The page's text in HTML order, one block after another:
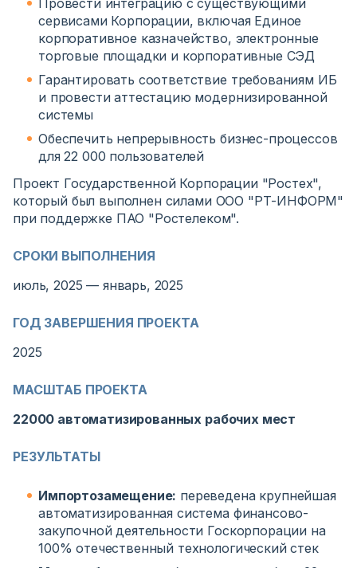
сервисами Корпорации, включая Единое
корпоративное казначейство, электронные
торговые площадки и корпоративные СЭД
Гарантировать соответствие требованиям ИБ
и провести аттестацию модернизированной
системы
Обеспечить непрерывность бизнес-процессов
для 22 000 пользователей
Проект Государственной Корпорации "Ростех",
который был выполнен силами ООО "РТ-ИНФОРМ"
при поддержке ПАО "Ростелеком".
СРОКИ ВЫПОЛНЕНИЯ
июль, 2025 — январь, 2025
ГОД ЗАВЕРШЕНИЯ ПРОЕКТА
2025
МАСШТАБ ПРОЕКТА
22000 автоматизированных рабочих мест
РЕЗУЛЬТАТЫ
Импортозамещение: переведена крупнейшая
автоматизированная система финансово-
закупочной деятельности Госкорпорации на
100% отечественный технологический стек